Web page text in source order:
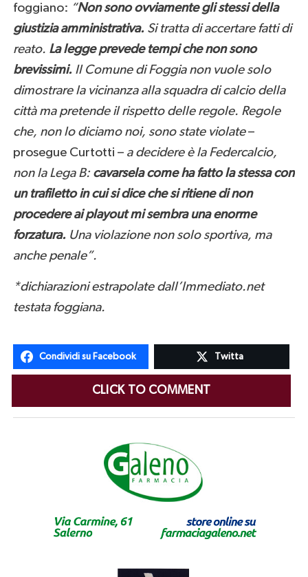
foggiano: “Non sono ovviamente gli stessi della
giustizia amministrativa.Si tratta di accertare fatti di
reato. La legge prevede tempi che non sono
brevissimi.Il Comune di Foggia non vuole solo
dimostrare la vicinanza alla squadra di calcio della
città ma pretende il rispetto delle regole. Regole
che, non lo diciamo noi, sono state violate–
prosegue Curtotti –a decidere è la Federcalcio,
non la Lega B:cavarsela come ha fatto la stessa con
un trafiletto in cui si dice che si ritiene di non
procedere ai playout mi sembra una enorme
forzatura.Una violazione non solo sportiva, ma
anche penale”.
*dichiarazioni estrapolate dall’Immediato.net
testata foggiana.
Condividi su Facebook Twitta
CLICK TO COMMENT